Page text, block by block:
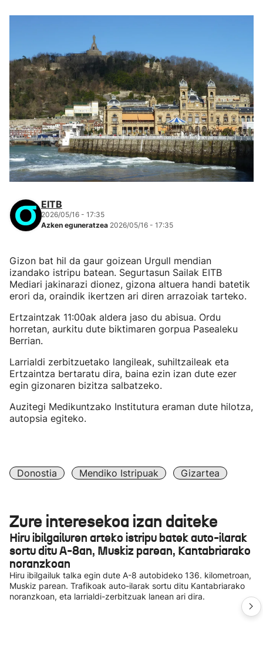
EITB
2026/05/16 - 17:35
Azken eguneratzea 2026/05/16 - 17:35
Gizon bat hil da gaur goizean Urgull mendian
izandako istripu batean. Segurtasun Sailak EITB
Mediari jakinarazi dionez, gizona altuera handi batetik
erori da, oraindik ikertzen ari diren arrazoiak tarteko.
Ertzaintzak 11:00ak aldera jaso du abisua. Ordu
horretan, aurkitu dute biktimaren gorpua Pasealeku
Berrian.
Larrialdi zerbitzuetako langileak, suhiltzaileak eta
Ertzaintza bertaratu dira, baina ezin izan dute ezer
egin gizonaren bizitza salbatzeko.
Auzitegi Medikuntzako Institutura eraman dute hilotza,
autopsia egiteko.
Donostia Mendiko Istripuak Gizartea
Zure interesekoa izan daiteke
Hiru ibilgailuren arteko istripu batek auto-ilarak
sortu ditu A-8an, Muskiz parean, Kantabriarako
noranzkoan
Hiru ibilgailuk talka egin dute A-8 autobideko 136. kilometroan,
Muskiz parean. Trafikoak auto-ilarak sortu ditu Kantabriarako
noranzkoan, eta larrialdi-zerbitzuak lanean ari dira.